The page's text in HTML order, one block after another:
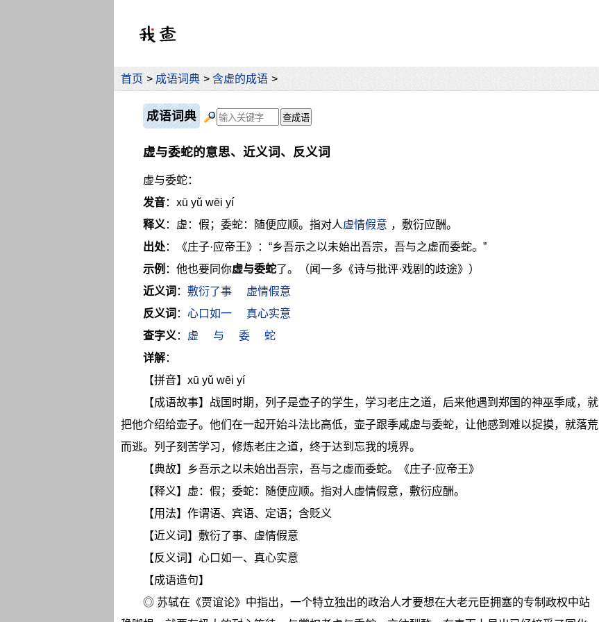
首页 > 成语词典 > 含虚的成语 >
成语词典
虚与委蛇的意思、近义词、反义词
虚与委蛇：
发音：xū yǔ wēi yí
释义：虚：假；委蛇：随便应顺。指对人虚情假意 ，敷衍应酬。
出处：《庄子·应帝王》：“乡吾示之以未始出吾宗，吾与之虚而委蛇。”
示例 ：他也要同你虚与委蛇了。（闻一多《诗与批评·戏剧的歧途》）
近义词 ： 敷衍了事
虚情假意
反义词 ： 心口如一
真心实意
查字义： 虚 与 委
蛇
详解：
【拼音】xū yǔ wēi yí
【成语故事】战国时期，列子是壶子的学生，学习老庄之道，后来他遇到郑国的神巫季咸，就
把他介绍给壶子。他们在一起开始斗法比高低，壶子跟季咸虚与委蛇，让他感到难以捉摸，就落荒
而逃。列子刻苦学习，修炼老庄之道，终于达到忘我的境界。
【典故】乡吾示之以未始出吾宗，吾与之虚而委蛇。《庄子·应帝王》
【释义】虚：假；委蛇：随便应顺。指对人虚情假意，敷衍应酬。
【用法】作谓语、宾语、定语；含贬义
【近义词】敷衍了事、虚情假意
【反义词】心口如一、真心实意
【成语造句】
◎ 苏轼在《贾谊论》中指出，一个特立独出的政治人才要想在大老元臣拥塞的专制政权中站